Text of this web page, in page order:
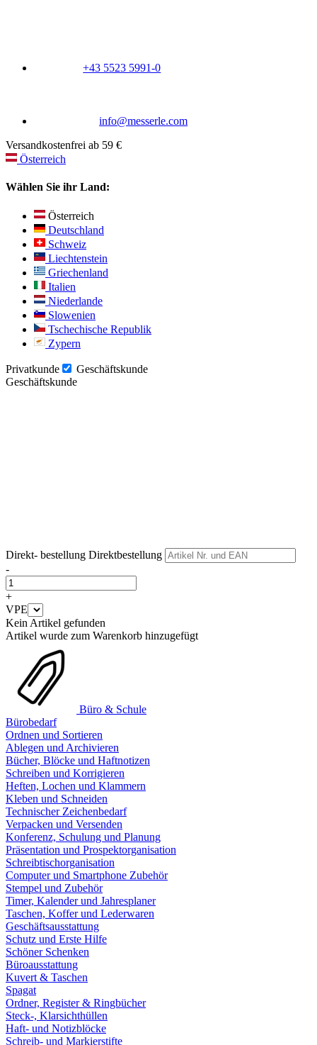
+43 5523 5991-0
info@messerle.com
Versandkostenfrei ab 59 €
Österreich
Wählen Sie ihr Land:
Österreich
Deutschland
Schweiz
Liechtenstein
Griechenland
Italien
Niederlande
Slowenien
Tschechische Republik
Zypern
Privatkunde
Geschäftskunde
Geschäftskunde
Direkt- bestellung Direktbestellung
-
+
VPE
Kein Artikel gefunden
Artikel wurde zum Warenkorb hinzugefügt
Büro & Schule
Bürobedarf
Ordnen und Sortieren
Ablegen und Archivieren
Bücher, Blöcke und Haftnotizen
Schreiben und Korrigieren
Heften, Lochen und Klammern
Kleben und Schneiden
Technischer Zeichenbedarf
Verpacken und Versenden
Konferenz, Schulung und Planung
Präsentation und Prospektorganisation
Schreibtischorganisation
Computer und Smartphone Zubehör
Stempel und Zubehör
Timer, Kalender und Jahresplaner
Taschen, Koffer und Lederwaren
Geschäftsausstattung
Schutz und Erste Hilfe
Schöner Schenken
Büroausstattung
Kuvert & Taschen
Spagat
Ordner, Register & Ringbücher
Steck-, Klarsichthüllen
Haft- und Notizblöcke
Schreib- und Markierstifte